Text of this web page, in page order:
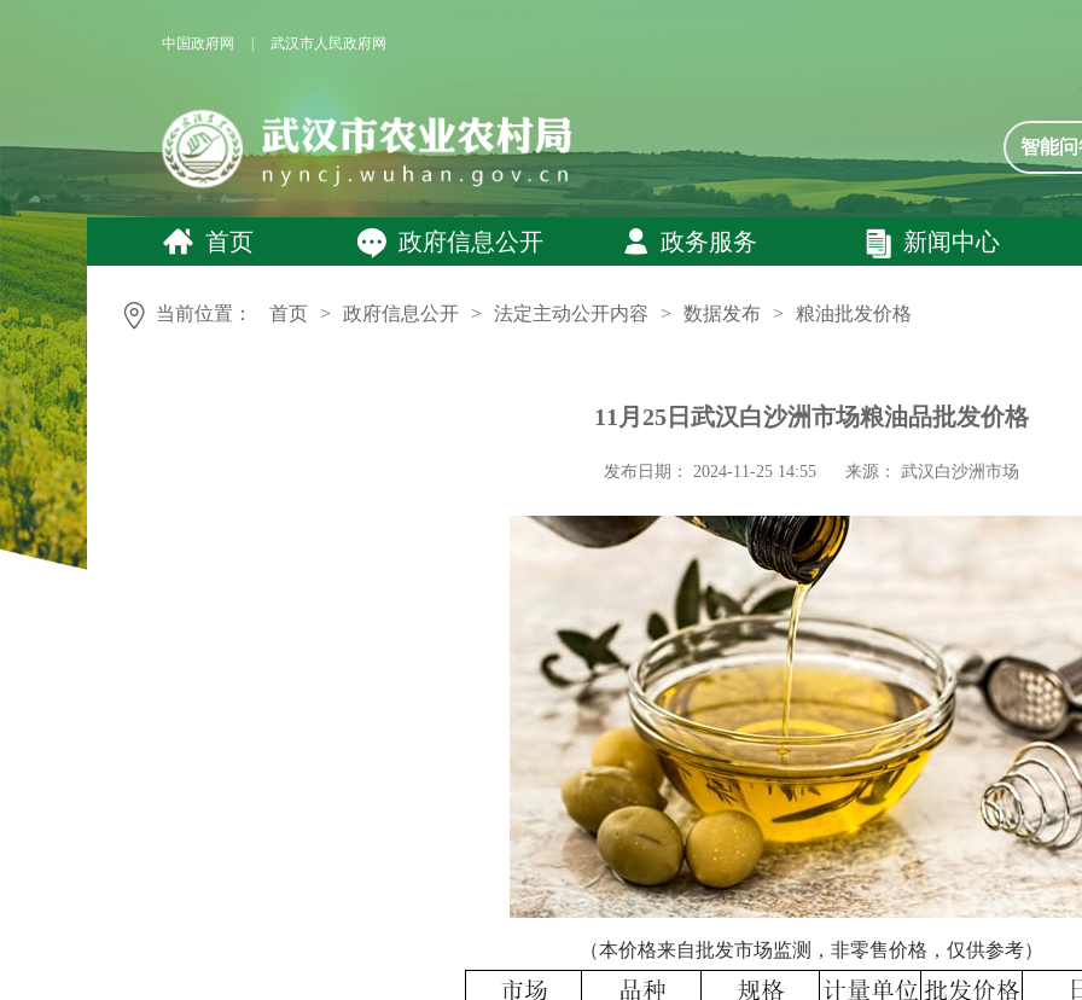
中国政府网 武汉市人民政府网
智能问
首页 政府信息公开 政务服务 新闻中心
当前位置： 首页 > 政府信息公开 > 法定主动公开内容 > 数据发布 > 粮油批发价格
11月25日武汉白沙洲市场粮油品批发价格
发布日期： 2024-11-25 14:55 来源： 武汉白沙洲市场
（本价格来自批发市场监测，非零售价格，仅供参考）